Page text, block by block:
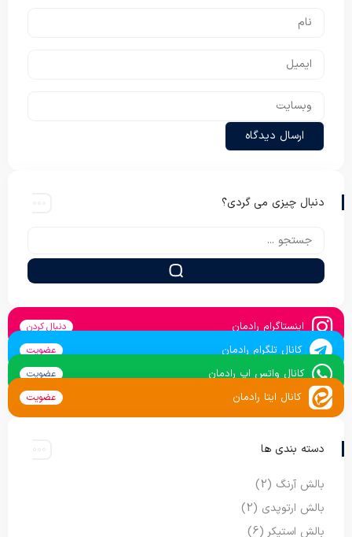
دنبال چیزی می گردی؟
اینستاگرام رادمان دنبال کردن
کانال تلگرام رادمان عضویت
کانال واتس اپ رادمان عضویت
کانال ایتا رادمان عضویت
دسته بندی ها
بالش آرنگ (2)
بالش ارتوپدی (2)
بالش استیکر(6)